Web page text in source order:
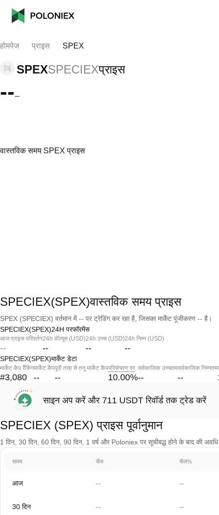
होमपेज प्राइस SPEX
SPEXSPECIEXप्राइस
----
वास्तविक समय SPEX प्राइस
SPECIEX(SPEX)वास्तविक समय प्राइस
SPEX (SPECIEX) वर्तमान में -- पर ट्रेडिंग कर रहा है, जिसका मार्केट पूंजीकरण -- है।
SPECIEX(SPEX)24H परफॉरमेंस
आज प्राइस परिवर्तन
--
24h वॉल्यूम (USD)
--
24h उच्च (USD)
--
24h निम्न (USD)
--
SPECIEX(SPEX)मार्केट डेटा
मार्केट कैप रैंकिंग
#3,080
मार्केट कैप
--
पूरी तरह से तनु मार्केट कैप
--
परिसंचरण दर
10.00%
सर्वकालिक उच्चतम
--
सर्वकालिक निम्नतम
--
साइन अप करें और 711 USDT रिवॉर्ड तक ट्रेड करें
SPECIEX (SPEX) प्राइस पूर्वानुमान
1 दिन, 30 दिन, 60 दिन, 90 दिन, 1 वर्ष और Poloniex पर सूचीबद्ध होने के बाद की
समय चेंज चेंज%
आज -- --
30 दिन -- --